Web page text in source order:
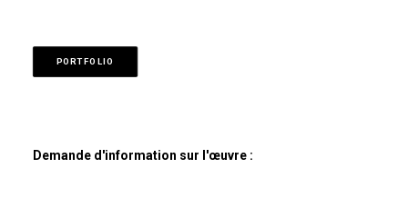
PORTFOLIO
Demande d'information sur l'œuvre :